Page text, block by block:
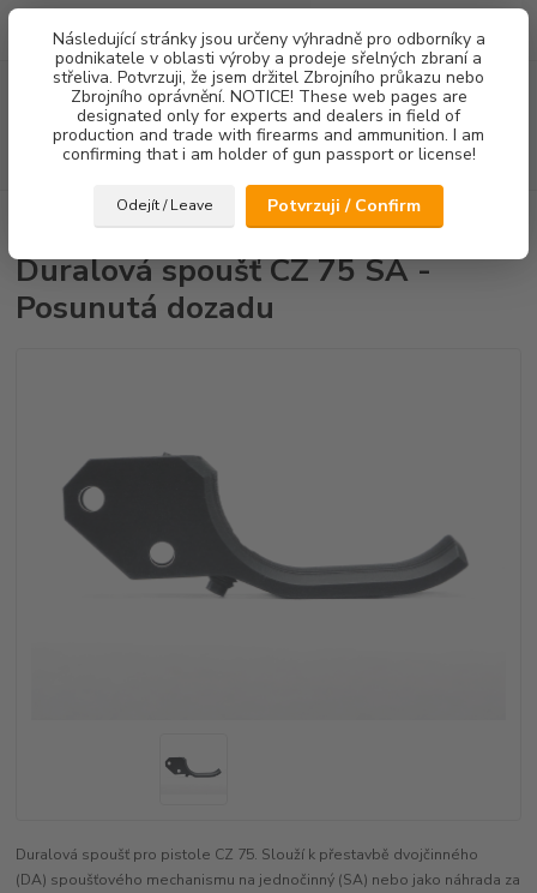
Následující stránky jsou určeny výhradně pro odborníky a
podnikatele v oblasti výroby a prodeje sřelných zbraní a
střeliva. Potvrzuji, že jsem držitel Zbrojního průkazu nebo
Zbrojního oprávnění. NOTICE! These web pages are
designated only for experts and dealers in field of
production and trade with firearms and ammunition. I am
confirming that i am holder of gun passport or license!
Odejít / Leave Potvrzuji / Confirm
Menu
Hledat
za0,00 Kč
Duralová spoušť CZ 75 SA - Posunutá dozadu
Duralová spoušť CZ 75 SA -
Posunutá dozadu
Duralová spoušť pro pistole CZ 75. Slouží k přestavbě dvojčinného
(DA) spoušťového mechanismu na jednočinný (SA) nebo jako náhrada za